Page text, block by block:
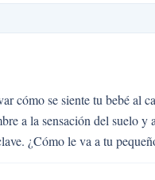
cómo se siente tu bebé al
a la sensación del suelo y
¿Cómo le va a tu